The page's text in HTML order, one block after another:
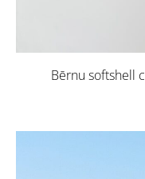
Bērnu softshell